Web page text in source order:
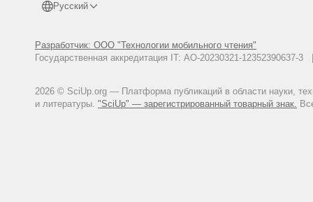
Русский
Разработчик: ООО "Технологии мобильного чтения"
Государственная аккредитация IT: АО-20230321-
2026 © SciUp.org — Платформа публикаций в области науки,
и литературы. "SciUp" — зарегистрированный товарный знак.